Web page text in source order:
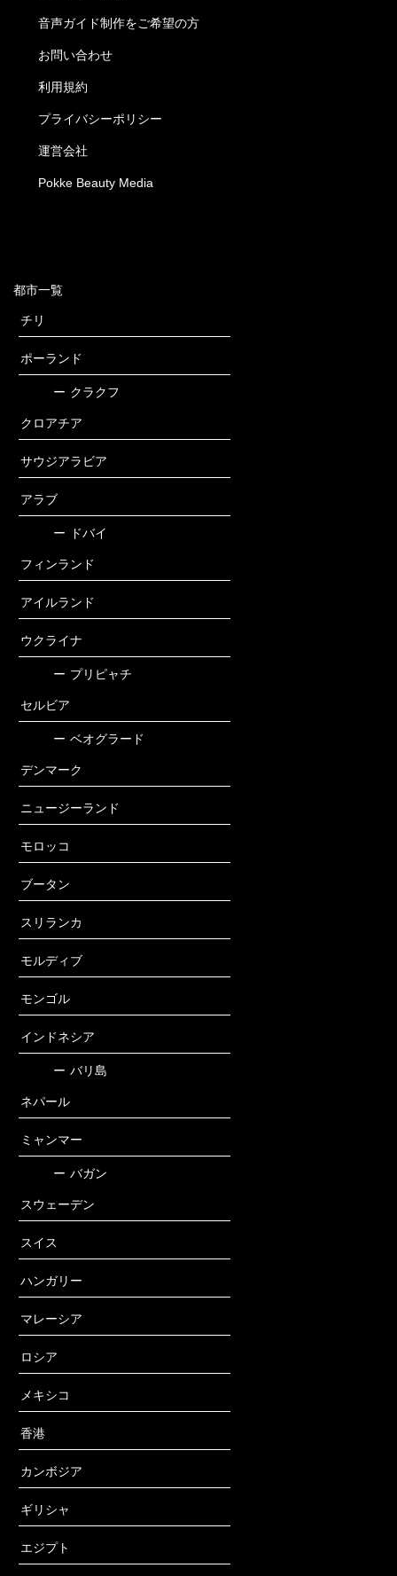
音声ガイド制作をご希望の方
お問い合わせ
利用規約
プライバシーポリシー
運営会社
Pokke Beauty Media
都市一覧
チリ
ポーランド
ー クラクフ
クロアチア
サウジアラビア
アラブ
ー ドバイ
フィンランド
アイルランド
ウクライナ
ー プリピャチ
セルビア
ー ベオグラード
デンマーク
ニュージーランド
モロッコ
ブータン
スリランカ
モルディブ
モンゴル
インドネシア
ー バリ島
ネパール
ミャンマー
ー バガン
スウェーデン
スイス
ハンガリー
マレーシア
ロシア
メキシコ
香港
カンボジア
ギリシャ
エジプト